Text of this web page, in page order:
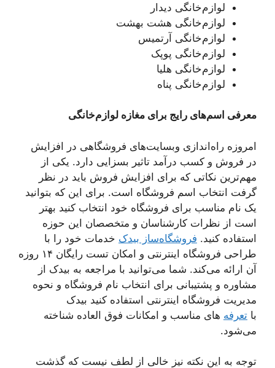
لوازم‌خانگی دیدار
لوازم‌خانگی هشت بهشت
لوازم‌خانگی آرتمیس
لوازم‌خانگی پوپک
لوازم‌خانگی هلیا
لوازم‌خانگی پناه
معرفی اسم‌های رایج برای مغازه لوازم‌خانگی
امروزه راه‌اندازی وبسایت‌های فروشگاهی در افزایش
در فروش و کسب درآمد تاثیر بسزایی دارد. یکی از
مهم‌ترین نکاتی که برای افزایش فروش باید در نظر
گرفت انتخاب اسم فروشگاه است. برای این که بتوانید
یک نام مناسب برای فروشگاه خود انتخاب کنید بهتر
است از نظرات کارشناسان و متخصصان این حوزه
استفاده کنید. فروشگاه‌ساز بیدک خدمات خود را با
طراحی فروشگاه اینترنتی و امکان تست رایگان ۱۴ روزه‌
آن ارائه می‌کند. شما می‌توانید با مراجعه به بیدک از
مشاوره و پشتیبانی برای انتخاب نام فروشگاه و نحوه
مدیریت فروشگاه اینترنتی استفاده کنید بیدک
با تعرفه های مناسب و امکانات فوق العاده شناخته
می‌شود.
توجه به این نکته نیز خالی از لطف نیست که گذشت